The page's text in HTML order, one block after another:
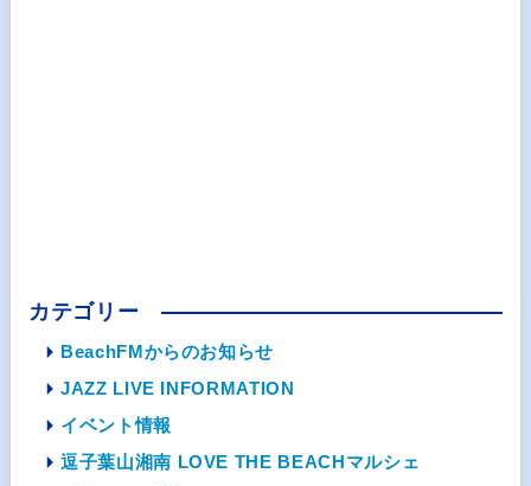
カテゴリー
BeachFMからのお知らせ
JAZZ LIVE INFORMATION
イベント情報
逗子葉山湘南 LOVE THE BEACHマルシェ